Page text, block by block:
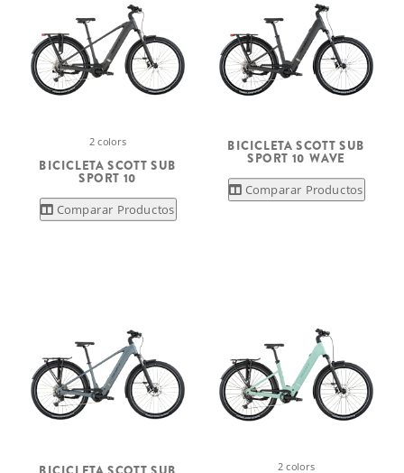
2 colors
BICICLETA SCOTT SUB
SPORT 10
Comparar Productos
BICICLETA SCOTT SUB
SPORT 10 WAVE
Comparar Productos
2 colors